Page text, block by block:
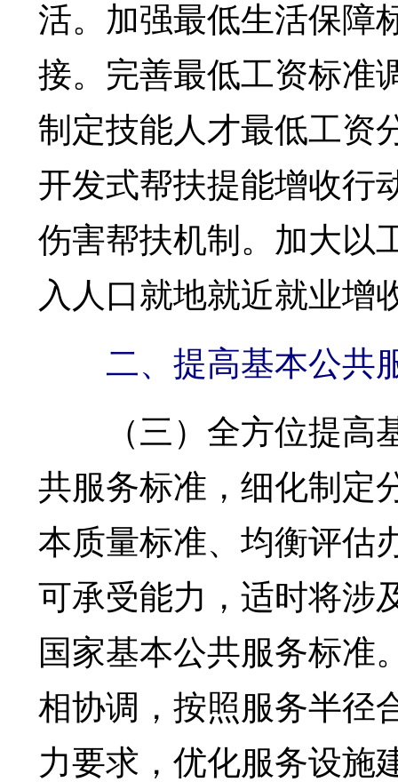
活。加强最低生活保障
接。完善最低工资标准
制定技能人才最低工资
开发式帮扶提能增收行
伤害帮扶机制。加大以
入人口就地就近就业增
二、提高基本公共
（三）全方位提高基
共服务标准，细化制定
本质量标准、均衡评估
可承受能力，适时将涉
国家基本公共服务标准
相协调，按照服务半径
力要求，优化服务设施